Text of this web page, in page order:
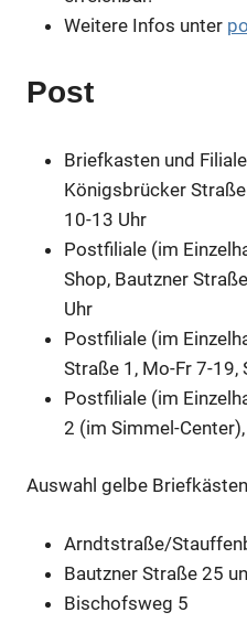
Weitere Infos unter
Post
Briefkasten und
Königsbrücker
10-13 Uhr
Postfiliale (im
Shop, Bautzner
Uhr
Postfiliale (im
Straße 1, Mo-Fr 7-19,
Postfiliale (im
2 (im Simmel-
Auswahl gelbe
Arndtstraße/
Bautzner Straße 25
Bischofsweg 5